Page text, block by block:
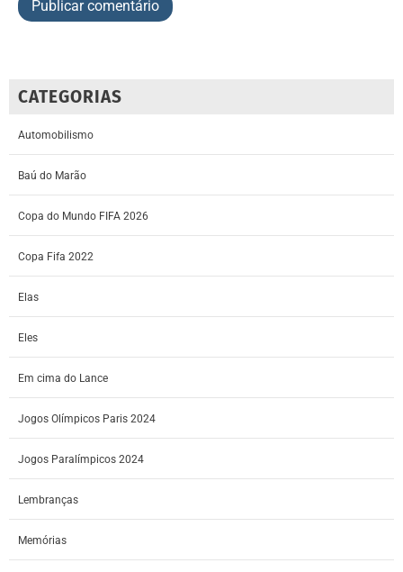
CATEGORIAS
Automobilismo
Baú do Marão
Copa do Mundo FIFA 2026
Copa Fifa 2022
Elas
Eles
Em cima do Lance
Jogos Olímpicos Paris 2024
Jogos Paralímpicos 2024
Lembranças
Memórias